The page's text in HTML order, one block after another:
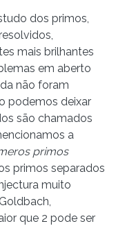
dos primos,
mais brilhantes
em aberto
não foram
podemos deixar
são chamados
a
primos
primos separados
muito
que 2 pode ser